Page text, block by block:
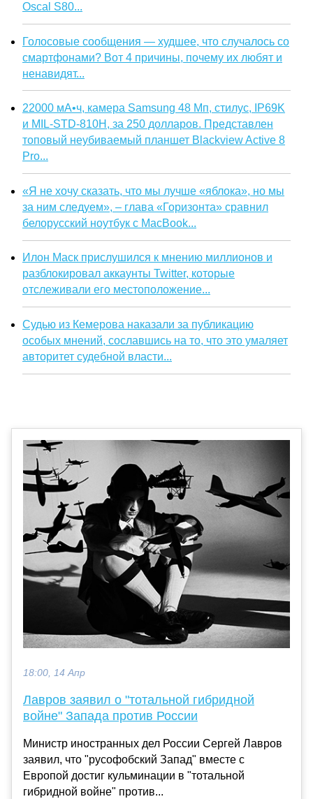
Oscal S80...
Голосовые сообщения — худшее, что случалось со
смартфонами? Вот 4 причины, почему их любят и
ненавидят...
22000 мА•ч, камера Samsung 48 Мп, стилус, IP69K
и MIL-STD-810H, за 250 долларов. Представлен
топовый неубиваемый планшет Blackview Active 8
Pro...
«Я не хочу сказать, что мы лучше «яблока», но мы
за ним следуем», – глава «Горизонта» сравнил
белорусский ноутбук с MacBook...
Илон Маск прислушился к мнению миллионов и
разблокировал аккаунты Twitter, которые
отслеживали его местоположение...
Судью из Кемерова наказали за публикацию
особых мнений, сославшись на то, что это умаляет
авторитет судебной власти...
18:00, 14 Апр
Лавров заявил о "тотальной гибридной
войне" Запада против России
Министр иностранных дел России Сергей Лавров
заявил, что "русофобский Запад" вместе с
Европой достиг кульминации в "тотальной
гибридной войне" против...